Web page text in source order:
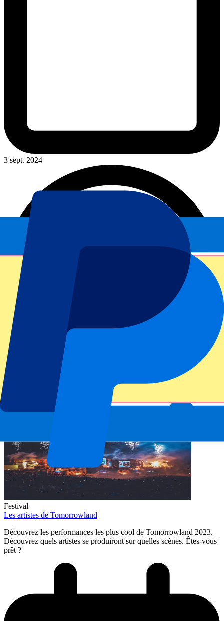
3 sept. 2024
Festival
Les artistes de Tomorrowland
Découvrez les performances les plus cool de Tomorrowland 2023.
Découvrez quels artistes se produiront sur quelles scènes. Êtes-vous
prêt ?